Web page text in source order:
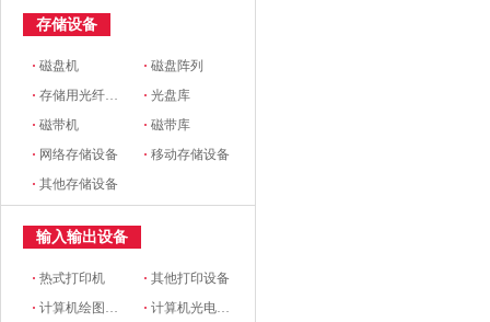
存储设备
·磁盘机 ·磁盘阵列
·存储用光纤交换机 ·光盘库
·磁带机 ·磁带库
· 网络存储设备 ·移动存储设备
·其他存储设备
输入输出设备
·热式打印机 ·其他打印设备
·计算机绘图设备 ·计算机光电设备